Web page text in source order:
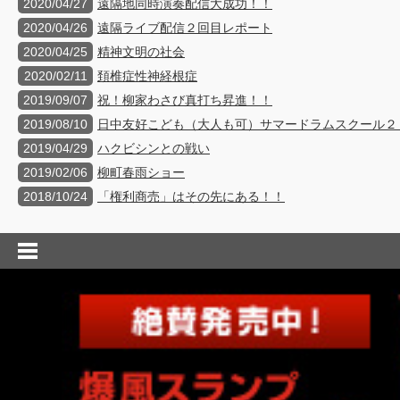
2020/04/27
遠隔地同時演奏配信大成功！！
2020/04/26
遠隔ライブ配信２回目レポート
2020/04/25
精神文明の社会
2020/02/11
頚椎症性神経根症
2019/09/07
祝！柳家わさび真打ち昇進！！
2019/08/10
日中友好こども（大人も可）サマードラムスクール
2019/04/29
ハクビシンとの戦い
2019/02/06
柳町春雨ショー
2018/10/24
「権利商売」はその先にある！！